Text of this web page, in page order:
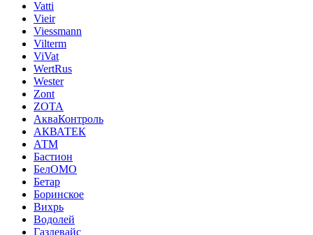
Vatti
Vieir
Viessmann
Vilterm
ViVat
WertRus
Wester
Zont
ZOTA
АкваКонтроль
АКВАТЕК
АТМ
Бастион
БелОМО
Бетар
Боринское
Вихрь
Водолей
Газдевайс